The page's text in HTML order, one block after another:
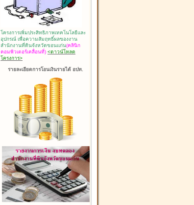
โครงการเพิ่มประสิทธิภาพเทคโนโลยีและ
อุปกรณ์ เพื่อความสัมฤทธิ์ผลของงาน
สำนักงานที่ดินจังหวัดขอนแก่น(คลินิก
คอมพิวเตอร์เคลื่อนที่) <ดาวน์โหลด
โครงการ>
รายละเอียดการโอนเงินรายได้ อปท.